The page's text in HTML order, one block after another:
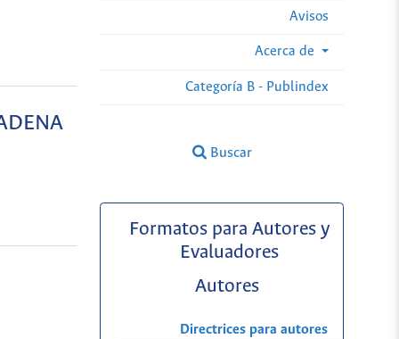
Avisos
Acerca de
Categoría B - Publindex
Buscar
Formatos para Autores y
Evaluadores
Autores
Directrices para autores